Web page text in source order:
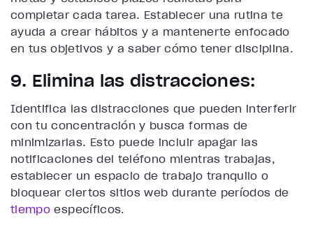
completar cada tarea. Establecer una rutina te
ayuda a crear hábitos y a mantenerte enfocado
en tus objetivos y a saber cómo tener disciplina.
9. Elimina las distracciones:
Identifica las distracciones que pueden interferir
con tu concentración y busca formas de
minimizarlas. Esto puede incluir apagar las
notificaciones del teléfono mientras trabajas,
establecer un espacio de trabajo tranquilo o
bloquear ciertos sitios web durante períodos de
tiempo específicos.